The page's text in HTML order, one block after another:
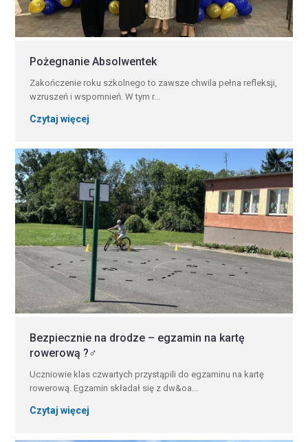
Pożegnanie Absolwentek
Zakończenie roku szkolnego to zawsze chwila pełna refleksji,
wzruszeń i wspomnień. W tym r...
Czytaj więcej
Bezpiecznie na drodze – egzamin na kartę
rowerową ?‍♂️
Uczniowie klas czwartych przystąpili do egzaminu na kartę
rowerową. Egzamin składał się z dw&oa...
Czytaj więcej